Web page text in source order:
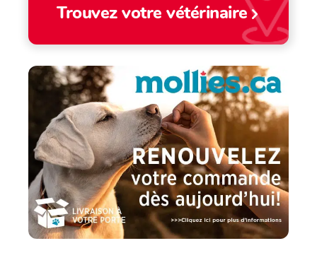
Trouvez votre vétérinaire